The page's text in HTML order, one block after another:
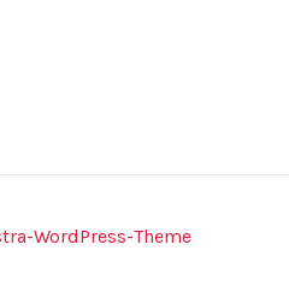
WordPress-Theme